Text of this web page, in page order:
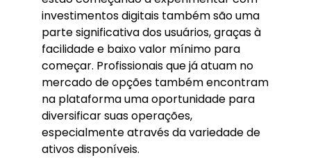
investimentos digitais também são uma
parte significativa dos usuários, graças à
facilidade e baixo valor mínimo para
começar. Profissionais que já atuam no
mercado de opções também encontram
na plataforma uma oportunidade para
diversificar suas operações,
especialmente através da variedade de
ativos disponíveis.